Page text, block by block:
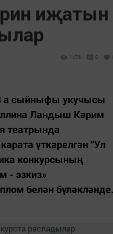
иҗатын
1476 0
а сыйныфы укучысы
Ландыш Кәрим
театрында
үткәрелгән “Ул
конкурсының
- эзкиз»
белән